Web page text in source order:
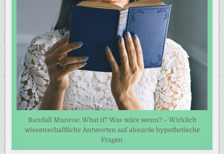
Randall Munroe: What if? Was wäre wenn? – Wirklich
wissenschaftliche Antworten auf absurde hypothetische
Fragen